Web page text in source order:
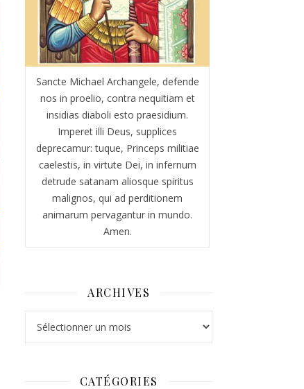
Sancte Michael Archangele, defende
nos in proelio, contra nequitiam et
insidias diaboli esto praesidium.
Imperet illi Deus, supplices
deprecamur: tuque, Princeps militiae
caelestis, in virtute Dei, in infernum
detrude satanam aliosque spiritus
malignos, qui ad perditionem
animarum pervagantur in mundo.
Amen.
ARCHIVES
CATÉGORIES